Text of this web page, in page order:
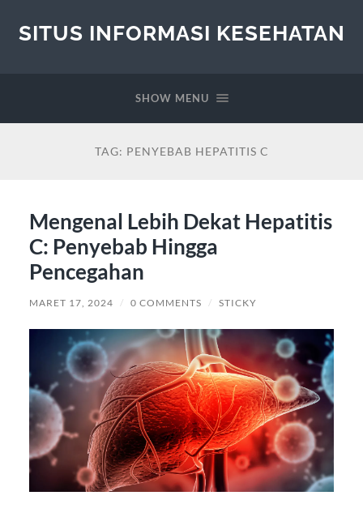
SITUS INFORMASI KESEHATAN
SHOW MENU
TAG: PENYEBAB HEPATITIS C
Mengenal Lebih Dekat Hepatitis
C: Penyebab Hingga
Pencegahan
MARET 17, 2024 / 0 COMMENTS / STICKY